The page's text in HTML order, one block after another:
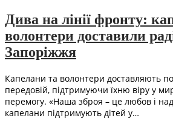
Дива на лінії фронту:
волонтери доставили
Запоріжжя
Капелани та волонтери доставляють
передовій, підтримуючи їхню віру у
перемогу. «Наша зброя – це любов і
капелани підтримують дітей у…